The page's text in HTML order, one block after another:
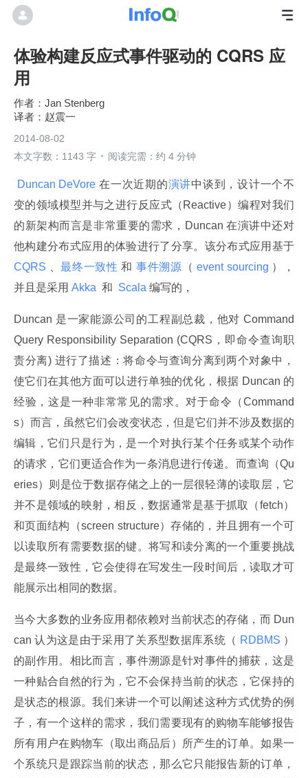
体验构建反应式事件驱动的 CQRS 应
用
Jan Stenberg
赵震一
2014-08-02
本文字数：1143 字
阅读完需：约 4 分钟
Duncan DeVore 在一次近期的演讲中谈到，设计一个不
变的领域模型并与之进行反应式（Reactive）编程对我们
的新架构而言是非常重要的需求，Duncan 在演讲中还对
他构建分布式应用的体验进行了分享。该分布式应用基于
CQRS
、最终一致性 和 事件溯源 （ event sourcing ），
并且是采用 Akka 和 Scala 编写的，
Duncan 是一家能源公司的工程副总裁，他对 Command
Query Responsibility Separation (CQRS，即命令查询职
责分离) 进行了描述：将命令与查询分离到两个对象中，
使它们在其他方面可以进行单独的优化，根据 Duncan 的
经验，这是一种非常常见的需求。对于命令（Command
s）而言，虽然它们会改变状态，但是它们并不涉及数据的
编辑，它们只是行为，是一个对执行某个任务或某个动作
的请求，它们更适合作为一条消息进行传递。而查询（Qu
eries）则是位于数据存储之上的一层很轻薄的读取层，它
并不是领域的映射，相反，数据通常是基于抓取（fetch）
和页面结构（screen structure）存储的，并且拥有一个可
以读取所有需要数据的键。将写和读分离的一个重要挑战
是最终一致性，它会使得在写发生一段时间后，读取才可
能展示出相同的数据。
当今大多数的业务应用都依赖对当前状态的存储，而 Dun
can 认为这是由于采用了关系型数据库系统（ RDBMS ）
的副作用。相比而言，事件溯源是针对事件的捕获，这是
一种贴合自然的行为，它不会保持当前的状态，它保持的
是状态的根源。我们来讲一个可以阐述这种方式优势的例
子，有一个这样的需求，我们需要现有的购物车能够报告
所有用户在购物车（取出商品后）所产生的订单。如果一
个系统只是跟踪当前的状态，那么它只能报告新的订单，